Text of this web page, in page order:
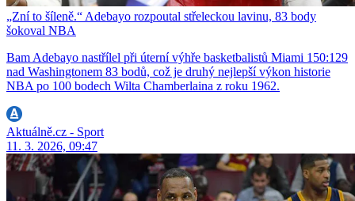
„Zní to šíleně.“ Adebayo rozpoutal střeleckou lavinu, 83 body
šokoval NBA
Bam Adebayo nastřílel při úterní výhře basketbalistů Miami 150:129
nad Washingtonem 83 bodů, což je druhý nejlepší výkon historie
NBA po 100 bodech Wilta Chamberlaina z roku 1962.
Aktuálně.cz - Sport
11. 3. 2026, 09:47